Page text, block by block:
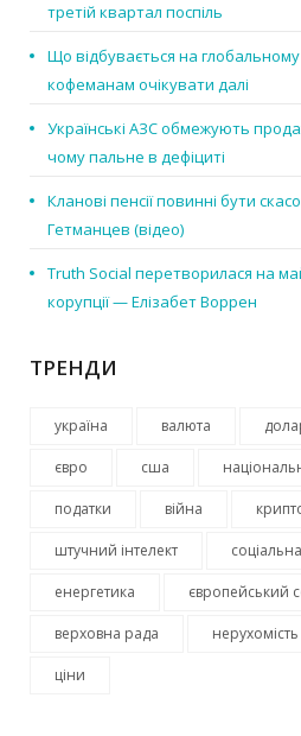
третій квартал поспіль
Що відбувається на глобальному
кофеманам очікувати далі
Українські АЗС обмежують
чому пальне в дефіциті
Кланові пенсії повинні бути
Гетманцев (відео)
Truth Social перетворилася на
корупції — Елізабет Воррен
ТРЕНДИ
україна валюта
євро сша
податки війна
штучний інтелект
енергетика європейський
верховна рада нерухомість
ціни